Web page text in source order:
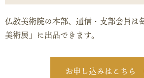
仏教美術院の本部、通信・支部会員は
美術展」に出品できます。
お申し込みはこちら